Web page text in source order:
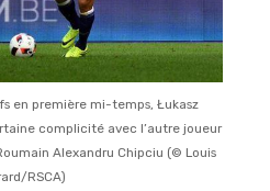
en première mi-temps, Łukasz
complicité avec l’autre joueur
Alexandru Chipciu (© Louis
RSCA)